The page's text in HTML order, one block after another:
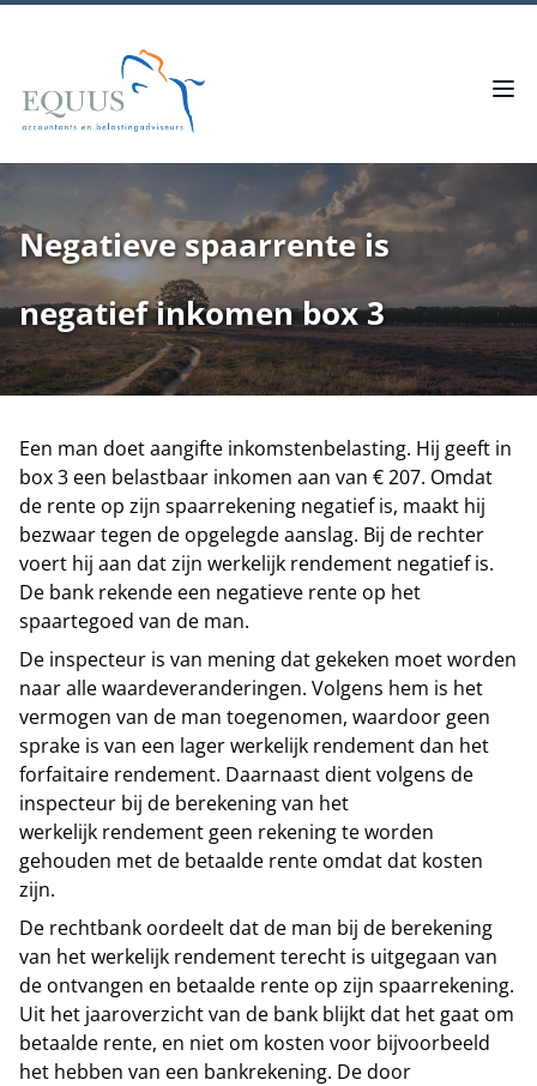
Negatieve spaarrente is
negatief inkomen box 3
Een man doet aangifte inkomstenbelasting. Hij geeft in
box 3 een belastbaar inkomen aan van € 207. Omdat
de rente op zijn spaarrekening negatief is, maakt hij
bezwaar tegen de opgelegde aanslag. Bij de rechter
voert hij aan dat zijn werkelijk rendement negatief is.
De bank rekende een negatieve rente op het
spaartegoed van de man.
De inspecteur is van mening dat gekeken moet worden
naar alle waardeveranderingen. Volgens hem is het
vermogen van de man toegenomen, waardoor geen
sprake is van een lager werkelijk rendement dan het
forfaitaire rendement. Daarnaast dient volgens de
inspecteur bij de berekening van het
werkelijk rendement geen rekening te worden
gehouden met de betaalde rente omdat dat kosten
zijn.
De rechtbank oordeelt dat de man bij de berekening
van het werkelijk rendement terecht is uitgegaan van
de ontvangen en betaalde rente op zijn spaarrekening.
Uit het jaaroverzicht van de bank blijkt dat het gaat om
betaalde rente, en niet om kosten voor bijvoorbeeld
het hebben van een bankrekening. De door